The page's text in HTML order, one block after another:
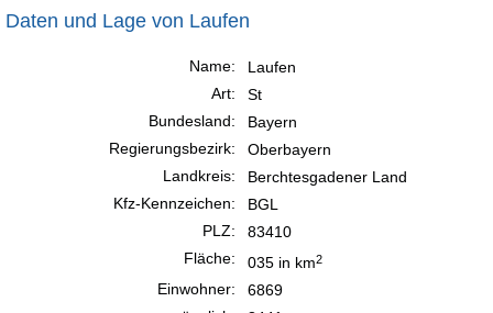
Daten und Lage von Laufen
Name:
Laufen
Art:
St
Bundesland:
Bayern
Regierungsbezirk:
Oberbayern
Landkreis:
Berchtesgadener Land
Kfz-Kennzeichen:
BGL
PLZ:
83410
Fläche:
035 in km2
Einwohner:
6869